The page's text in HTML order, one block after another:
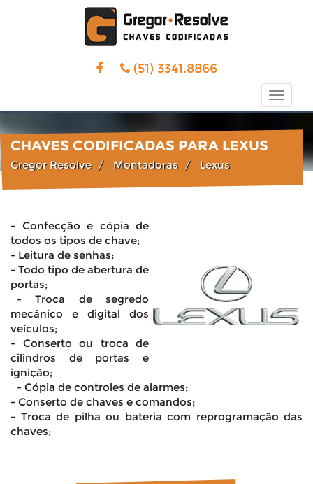
(51) 3341.8866
Toggle
CHAVES CODIFICADAS PARA LEXUS
Gregor Resolve Montadoras Lexus
- Confecção e cópia de
todos os tipos de chave;
- Leitura de senhas;
- Todo tipo de abertura de
portas;
- Troca de segredo
mecânico e digital dos
veículos;
- Conserto ou troca de
cilindros de portas e
ignição;
- Cópia de controles de alarmes;
- Conserto de chaves e comandos;
- Troca de pilha ou bateria com reprogramação das
chaves;